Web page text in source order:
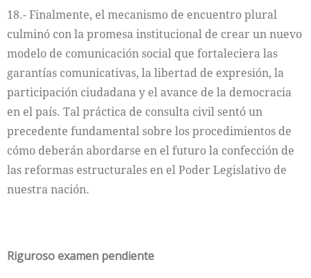
18.- Finalmente, el mecanismo de encuentro plural
culminó con la promesa institucional de crear un nuevo
modelo de comunicación social que fortaleciera las
garantías comunicativas, la libertad de expresión, la
participación ciudadana y el avance de la democracia
en el país. Tal práctica de consulta civil sentó un
precedente fundamental sobre los procedimientos de
cómo deberán abordarse en el futuro la confección de
las reformas estructurales en el Poder Legislativo de
nuestra nación.
Riguroso examen pendiente